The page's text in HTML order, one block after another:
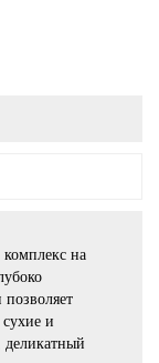
на
позволяет
сухие и
деликатный